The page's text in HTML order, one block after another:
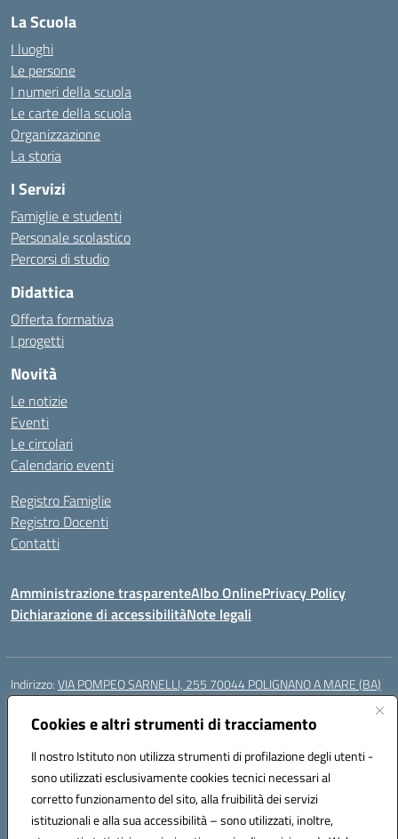
Cookies e altri strumenti di tracciamento
Il nostro Istituto non utilizza strumenti di profilazione degli utenti -
sono utilizzati esclusivamente cookies tecnici necessari al
corretto funzionamento del sito, alla fruibilità dei servizi
istituzionali e alla sua accessibilità – sono utilizzati, inoltre,
La Scuola
I luoghi
Le persone
I numeri della scuola
Le carte della scuola
Organizzazione
La storia
I Servizi
Famiglie e studenti
Personale scolastico
Percorsi di studio
Didattica
Offerta formativa
I progetti
Novità
Le notizie
Eventi
Le circolari
Calendario eventi
Registro Famiglie
Registro Docenti
Contatti
Amministrazione trasparenteAlbo OnlinePrivacy Policy
Dichiarazione di accessibilitàNote legali
Indirizzo:VIA POMPEO SARNELLI, 255 70044 POLIGNANO A MARE (BA)
Centralino:
Posta elettronica certificata (PEC):BAIC87200N@pec.istruzione.it
Codice fiscale: 93423350722
Codice meccanografico:BAIC87200N
Codice Indice delle Pubbliche Amministrazioni (IPA): istsc_BAIC87200N
Codice unico di fatturazione (CUF): UF9AKD